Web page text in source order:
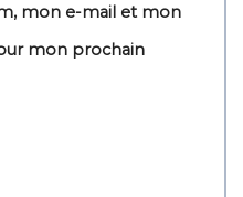
mon e-mail et mon
mon prochain